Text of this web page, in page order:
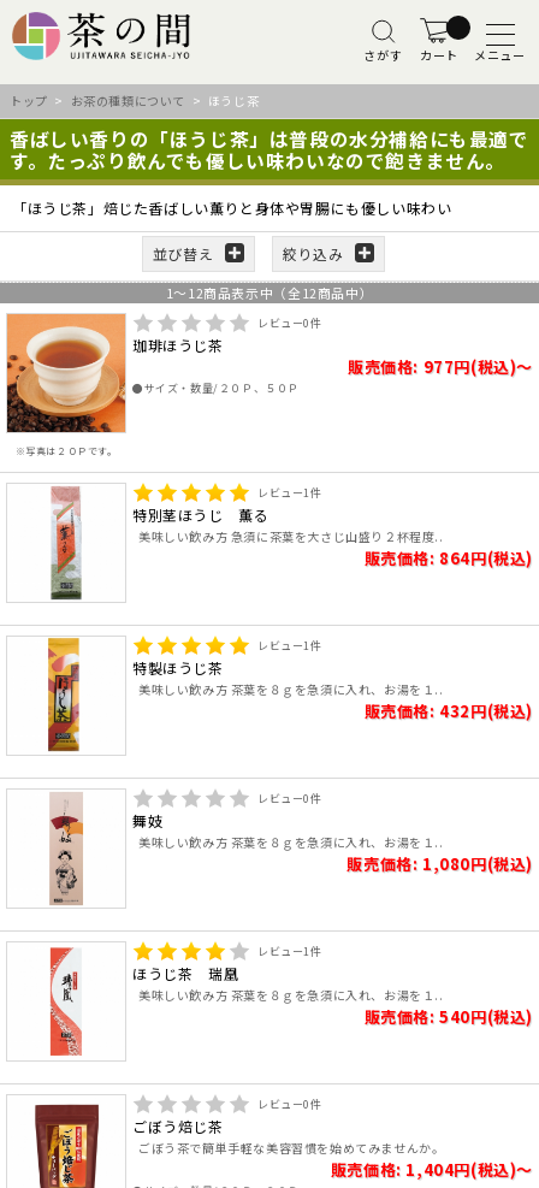
さがす カート メニュー
トップ > お茶の種類について > ほうじ茶
香ばしい香りの「ほうじ茶」は普段の水分補給にも最適で
す。たっぷり飲んでも優しい味わいなので飽きません。
「ほうじ茶」焙じた香ばしい薫りと身体や胃腸にも優しい味わい
並び替え 絞り込み
1～ 12商品表示中（全 12商品中）
※写真は２０Ｐです。
レビュー0件
珈琲ほうじ茶
販売価格: 977円(税込)～
●サイズ・数量/２０Ｐ、５０Ｐ
レビュー1件
特別茎ほうじ 薫る
美味しい飲み方 急須に茶葉を大さじ山盛り２杯程度..
販売価格: 864円(税込)
レビュー1件
特製ほうじ茶
美味しい飲み方 茶葉を８ｇを急須に入れ、お湯を１..
販売価格: 432円(税込)
レビュー0件
舞妓
美味しい飲み方 茶葉を８ｇを急須に入れ、お湯を１..
販売価格: 1,080円(税込)
レビュー1件
ほうじ茶 瑞凰
美味しい飲み方 茶葉を８ｇを急須に入れ、お湯を１..
販売価格: 540円(税込)
レビュー0件
ごぼう焙じ茶
ごぼう茶で簡単手軽な美容習慣を始めてみませんか。
販売価格: 1,404円(税込)～